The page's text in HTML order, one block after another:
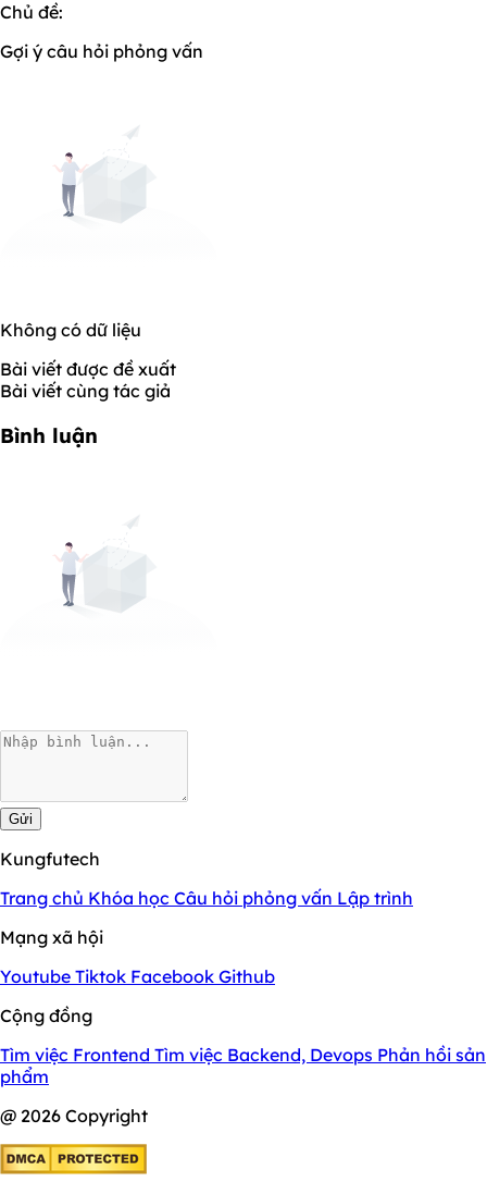
Chủ đề:
Gợi ý câu hỏi phỏng vấn
Không có dữ liệu
Bài viết được đề xuất
Bài viết cùng tác giả
Bình luận
Gửi
Kungfutech
Trang chủ Khóa học Câu hỏi phỏng vấn Lập trình
Mạng xã hội
Youtube Tiktok Facebook Github
Cộng đồng
Tìm việc Frontend Tìm việc Backend, Devops Phản hồi sản
phẩm
@ 2026 Copyright